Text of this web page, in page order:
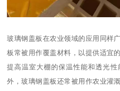
玻璃钢盖板在农业领域的应用同样
板常被用作覆盖材料，以提供适宜
提高温室大棚的保温性能和透光
外，玻璃钢盖板还常被用作农业灌